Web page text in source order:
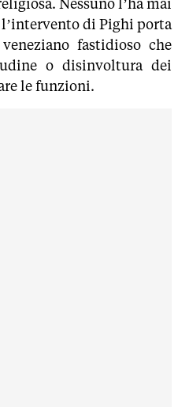
Nessuno l’ha mai
l’intervento di Pighi porta
fastidioso che
o disinvoltura dei
le funzioni.